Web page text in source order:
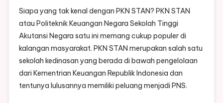
Siapa yang tak kenal dengan PKN STAN? PKN STAN
atau Politeknik Keuangan Negara Sekolah Tinggi
Akutansi Negara satu ini memang cukup populer di
kalangan masyarakat. PKN STAN merupakan salah satu
sekolah kedinasan yang berada di bawah pengelolaan
dari Kementrian Keuangan Republik Indonesia dan
tentunya lulusannya memiliki peluang menjadi PNS.